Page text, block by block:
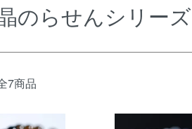
のらせんシリーズ
7商品